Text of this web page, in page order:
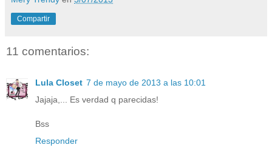
Compartir
11 comentarios:
Lula Closet 7 de mayo de 2013 a las 10:01
Jajaja,... Es verdad q parecidas!
Bss
Responder